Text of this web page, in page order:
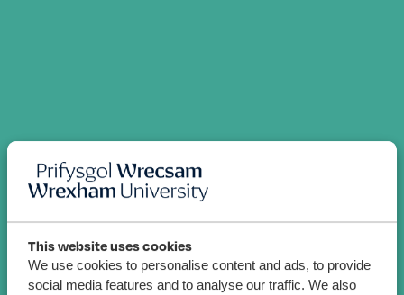
This website uses cookies
We use cookies to personalise content and ads, to provide
social media features and to analyse our traffic. We also